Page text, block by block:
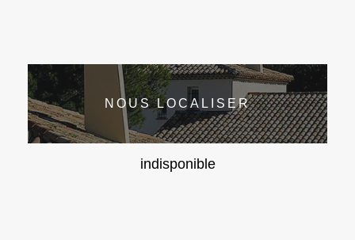
NOUS LOCALISER
indisponible